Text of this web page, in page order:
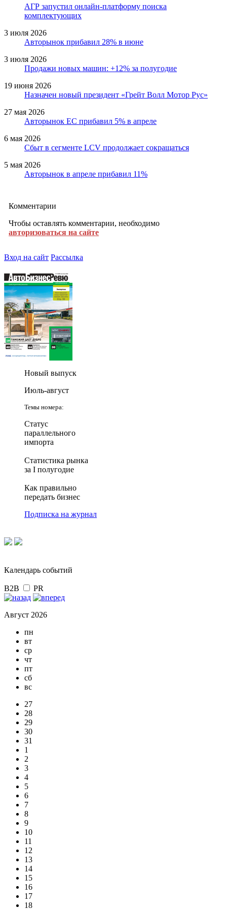
АГР запустил онлайн-платформу поиска
комплектующих
3 июля 2026
Авторынок прибавил 28% в июне
3 июля 2026
Продажи новых машин: +12% за полугодие
19 июня 2026
Назначен новый президент «Грейт Волл Мотор Рус»
27 мая 2026
Авторынок ЕС прибавил 5% в апреле
6 мая 2026
Сбыт в сегменте LCV продолжает сокращаться
5 мая 2026
Авторынок в апреле прибавил 11%
Комментарии
Чтобы оставлять комментарии, необходимо
авторизоваться на сайте
Вход на сайт Рассылка
Новый выпуск
Июль-август
Темы номера:
Статус
параллельного
импорта
Статистика рынка
за I полугодие
Как правильно
передать бизнес
Подписка на журнал
Календарь событий
B2B PR
Август 2026
пн
вт
ср
чт
пт
сб
вс
27
28
29
30
31
1
2
3
4
5
6
7
8
9
10
11
12
13
14
15
16
17
18